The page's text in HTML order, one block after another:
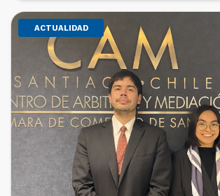
ACTUALIDAD